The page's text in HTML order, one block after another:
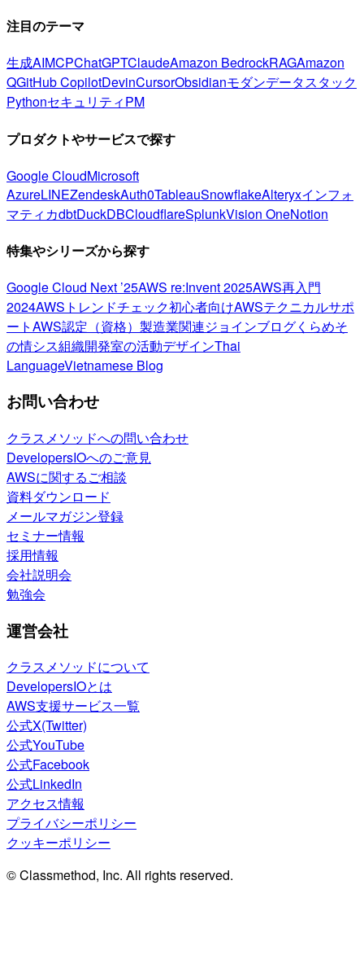
注目のテーマ
生成AIMCPChatGPTClaudeAmazon BedrockRAGAmazon
QGitHub CopilotDevinCursorObsidianモダンデータスタック
PythonセキュリティPM
プロダクトやサービスで探す
Google CloudMicrosoft
AzureLINEZendeskAuth0TableauSnowflakeAlteryxインフォ
マティカdbtDuckDBCloudflareSplunkVision OneNotion
特集やシリーズから探す
Google Cloud Next ’25AWS re:Invent 2025AWS再入門
2024AWSトレンドチェック初心者向けAWSテクニカルサポ
ートAWS認定（資格） 製造業関連ジョインブログくらめそ
の情シス組織開発室の活動デザインThai
LanguageVietnamese Blog
お問い合わせ
クラスメソッドへの問い合わせ
DevelopersIOへのご意見
AWSに関するご相談
資料ダウンロード
メールマガジン登録
セミナー情報
採用情報
会社説明会
勉強会
運営会社
クラスメソッドについて
DevelopersIOとは
AWS支援サービス一覧
公式X(Twitter)
公式YouTube
公式Facebook
公式LinkedIn
アクセス情報
プライバシーポリシー
クッキーポリシー
© Classmethod, Inc. All rights reserved.